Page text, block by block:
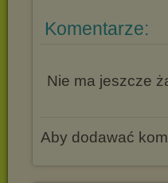
Komentarze:
Nie ma jeszcze
Aby dodawać